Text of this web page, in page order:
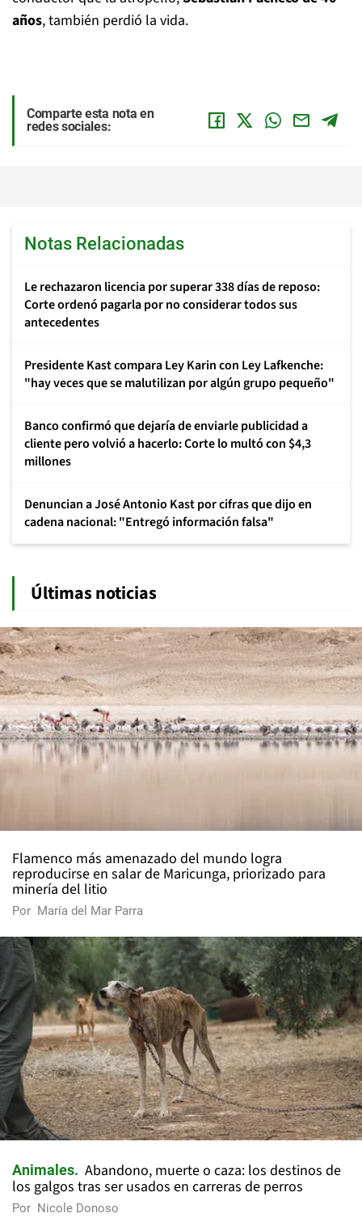
años, también perdió la vida.
Comparte esta nota en
redes sociales:
Notas Relacionadas
Le rechazaron licencia por superar 338 días de reposo:
Corte ordenó pagarla por no considerar todos sus
antecedentes
Presidente Kast compara Ley Karin con Ley Lafkenche:
"hay veces que se malutilizan por algún grupo pequeño"
Banco confirmó que dejaría de enviarle publicidad a
cliente pero volvió a hacerlo: Corte lo multó con $4,3
millones
Denuncian a José Antonio Kast por cifras que dijo en
cadena nacional: "Entregó información falsa"
Últimas noticias
Flamenco más amenazado del mundo logra
reproducirse en salar de Maricunga, priorizado para
minería del litio
Por María del Mar Parra
Animales
Abandono, muerte o caza: los destinos de
los galgos tras ser usados en carreras de perros
Por Nicole Donoso